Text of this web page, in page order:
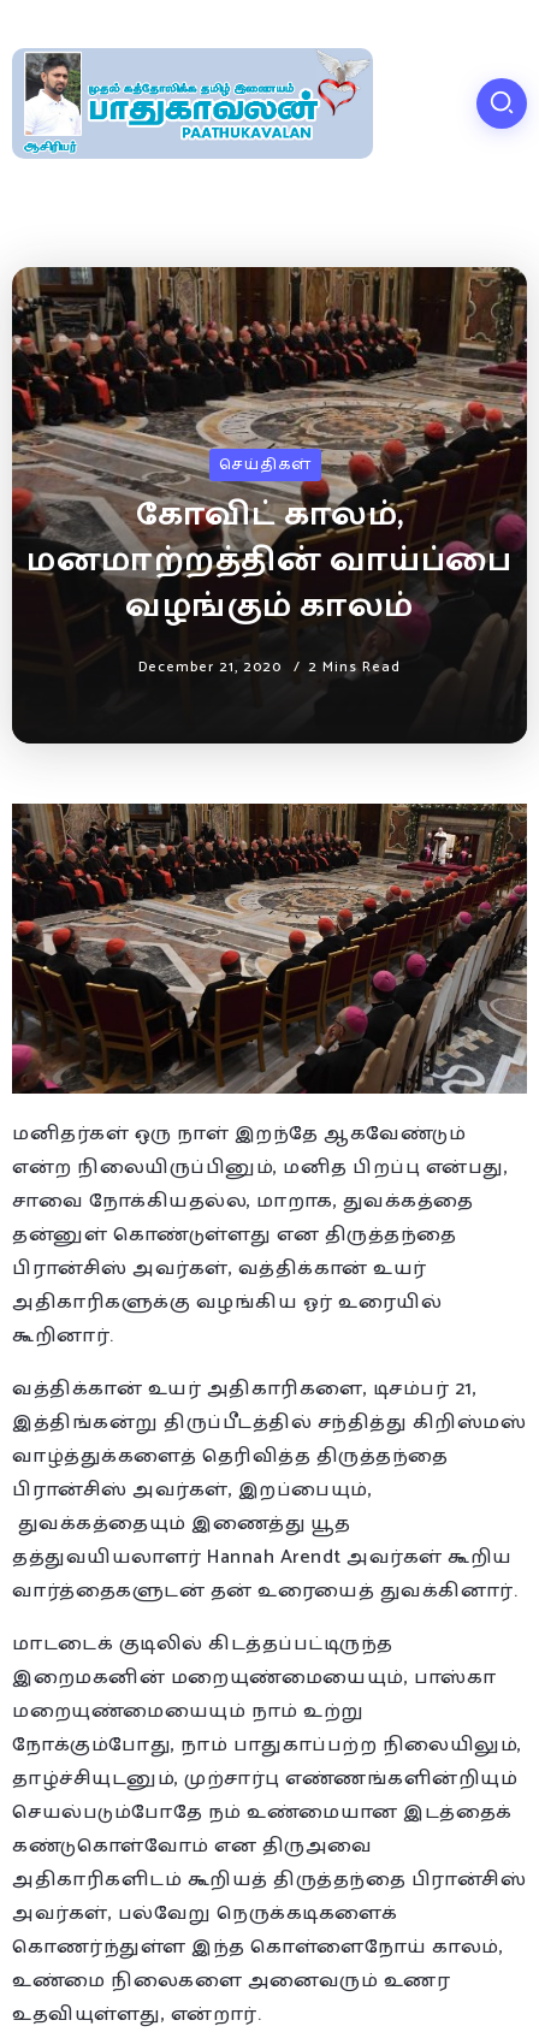
செய்திகள்
கோவிட் காலம்,
மனமாற்றத்தின் வாய்ப்பை
வழங்கும் காலம்
December 21, 2020 2 Mins Read
மனிதர்கள் ஒரு நாள் இறந்தே ஆகவேண்டும்
என்ற நிலையிருப்பினும், மனித பிறப்பு என்பது,
சாவை நோக்கியதல்ல, மாறாக, துவக்கத்தை
தன்னுள் கொண்டுள்ளது என திருத்தந்தை
பிரான்சிஸ் அவர்கள், வத்திக்கான் உயர்
அதிகாரிகளுக்கு வழங்கிய ஓர் உரையில்
கூறினார்.
வத்திக்கான் உயர் அதிகாரிகளை, டிசம்பர் 21,
இத்திங்கன்று திருப்பீடத்தில் சந்தித்து கிறிஸ்மஸ்
வாழ்த்துக்களைத் தெரிவித்த திருத்தந்தை
பிரான்சிஸ் அவர்கள், இறப்பையும்,
துவக்கத்தையும் இணைத்து யூத
தத்துவயியலாளர் Hannah Arendt அவர்கள் கூறிய
வார்த்தைகளுடன் தன் உரையைத் துவக்கினார்.
மாடடைக் குடிலில் கிடத்தப்பட்டிருந்த
இறைமகனின் மறையுண்மையையும், பாஸ்கா
மறையுண்மையையும் நாம் உற்று
நோக்கும்போது, நாம் பாதுகாப்பற்ற நிலையிலும்,
தாழ்ச்சியுடனும், முற்சார்பு எண்ணங்களின்றியும்
செயல்படும்போதே நம் உண்மையான இடத்தைக்
கண்டுகொள்வோம் என திருஅவை
அதிகாரிகளிடம் கூறியத் திருத்தந்தை பிரான்சிஸ்
அவர்கள், பல்வேறு நெருக்கடிகளைக்
கொணர்ந்துள்ள இந்த கொள்ளைநோய் காலம்,
உண்மை நிலைகளை அனைவரும் உணர
உதவியுள்ளது, என்றார்.